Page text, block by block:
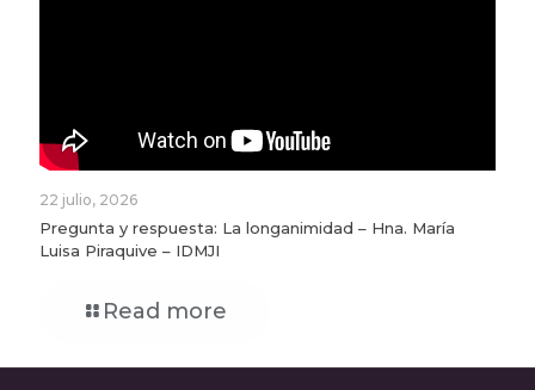
22 julio, 2026
Pregunta y respuesta: La longanimidad – Hna. María
Luisa Piraquive – IDMJI
Read more